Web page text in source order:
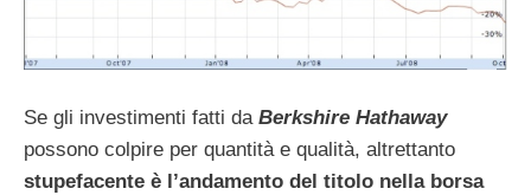
Se gli investimenti fatti da Berkshire Hathaway
possono colpire per quantità e qualità, altrettanto
stupefacente è l’andamento del titolo nella borsa